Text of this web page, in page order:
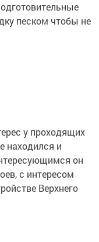
песком чтобы не
у проходящих
находился и
он
с интересом
Верхнего